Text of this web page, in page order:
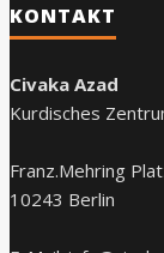
KONTAKT
Civaka Azad
Kurdisches
Franz.Mehring
10243 Berlin